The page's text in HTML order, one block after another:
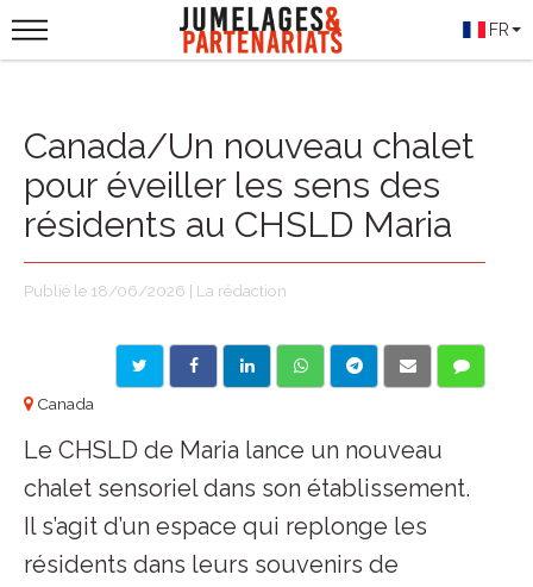
FR
Canada/Un nouveau chalet
pour éveiller les sens des
résidents au CHSLD Maria
Publié le 18/06/2026 | La rédaction
Canada
Le CHSLD de Maria lance un nouveau
chalet sensoriel dans son établissement.
Il s’agit d’un espace qui replonge les
résidents dans leurs souvenirs de